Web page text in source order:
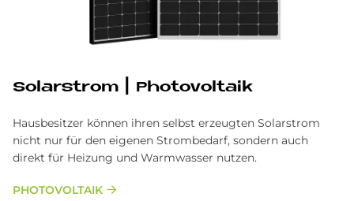
Solarstrom | Photovoltaik
Hausbesitzer können ihren selbst erzeugten Solarstrom
nicht nur für den eigenen Strombedarf, sondern auch
direkt für Heizung und Warmwasser nutzen.
PHO­TO­VOL­TA­IK